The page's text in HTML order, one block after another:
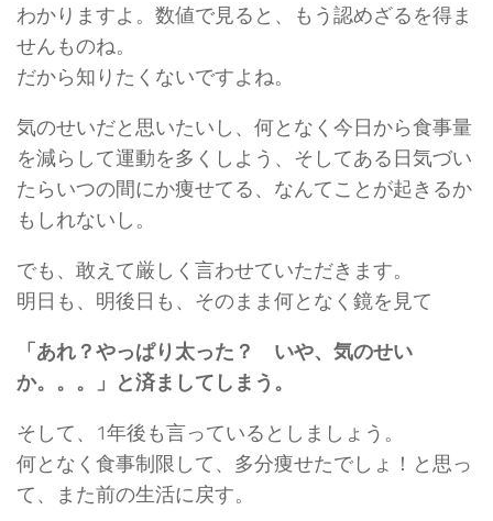
わかりますよ。数値で見ると、もう認めざるを得ま
せんものね。
だから知りたくないですよね。
気のせいだと思いたいし、何となく今日から食事量
を減らして運動を多くしよう、そしてある日気づい
たらいつの間にか痩せてる、なんてことが起きるか
もしれないし。
でも、敢えて厳しく言わせていただきます。
明日も、明後日も、そのまま何となく鏡を見て
「あれ？やっぱり太った？ いや、気のせい
か。。。」と済ましてしまう。
そして、1年後も言っているとしましょう。
何となく食事制限して、多分痩せたでしょ！と思っ
て、また前の生活に戻す。